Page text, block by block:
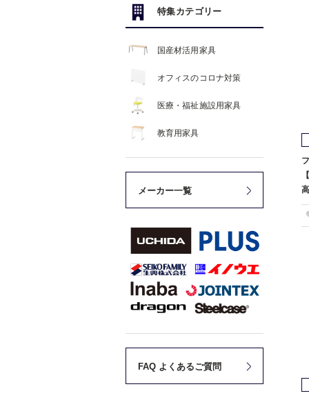
特集カテゴリー
国産材活用家具
オフィスのコロナ対策
医療・福祉施設用家具
教育用家具
メーカー一覧
FAQ よくあるご質問